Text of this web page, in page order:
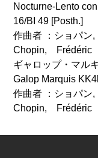
Nocturne-Lento
16/BI 49 [Posth.]
作曲者 ：ショパ
Chopin, Frédéric
ギャロップ・マル
Galop Marquis
作曲者 ：ショパ
Chopin, Frédéric